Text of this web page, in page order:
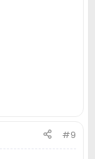
#9